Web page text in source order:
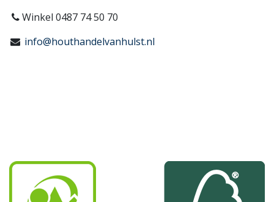
Winkel 0487 74 50 70
info@houthandelvanhulst.nl